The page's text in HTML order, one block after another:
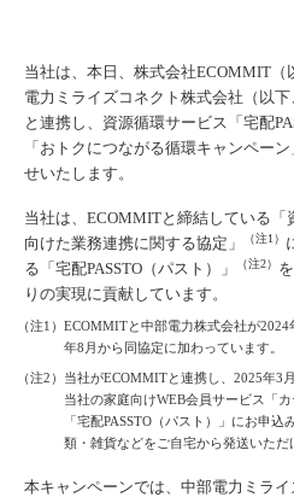
当社は、本日、株式会社ECOMMIT
電力ミライズコネクト株式会社（以下
と連携し、資源循環サービス「宅配
「おトクにつながる循環キャンペー
せいたします。
当社は、ECOMMITと締結している
向けた業務連携に関する協定」
（注1）
る「宅配PASSTO（パスト）」
（注2）
りの実現に貢献しています。
（注1）ECOMMITと中部電力株式会社が
年8月から同協定に加わっています。
（注2）当社がECOMMITと連携し、2025年3
当社の家庭向けWEB会員サービス「
「宅配PASSTO（パスト）」にお申
類・雑貨などをご自宅から発送いただ
本キャンペーンでは、中部電力ミラ